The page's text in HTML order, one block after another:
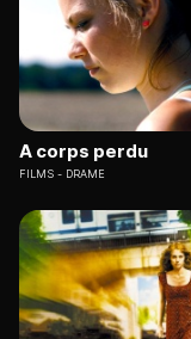
A corps perdu
FILMS DRAME